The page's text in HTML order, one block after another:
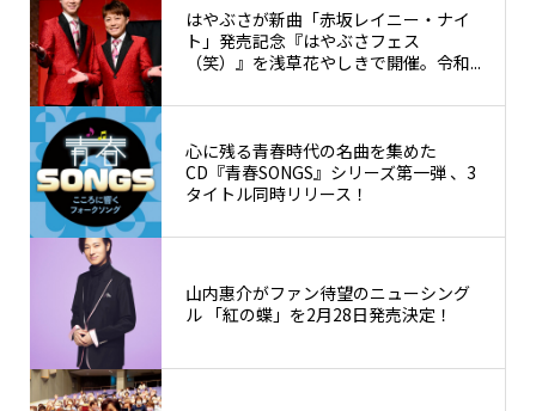
はやぶさが新曲「赤坂レイニー・ナイ
ト」発売記念『はやぶさフェス
（笑）』を浅草花やしきで開催。令和...
心に残る青春時代の名曲を集めた
CD『青春SONGS』シリーズ第一弾 、3
タイトル同時リリース！
山内惠介がファン待望のニューシング
ル 「紅の蝶」を2月28日発売決定！